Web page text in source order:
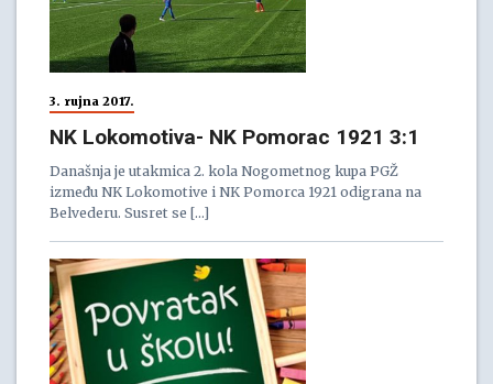
3. rujna 2017.
NK Lokomotiva- NK Pomorac 1921 3:1
Današnja je utakmica 2. kola Nogometnog kupa PGŽ
između NK Lokomotive i NK Pomorca 1921 odigrana na
Belvederu. Susret se […]